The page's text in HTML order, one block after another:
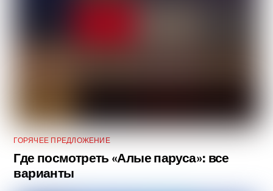
ГОРЯЧЕЕ ПРЕДЛОЖЕНИЕ
Где посмотреть «Алые паруса»: все
варианты